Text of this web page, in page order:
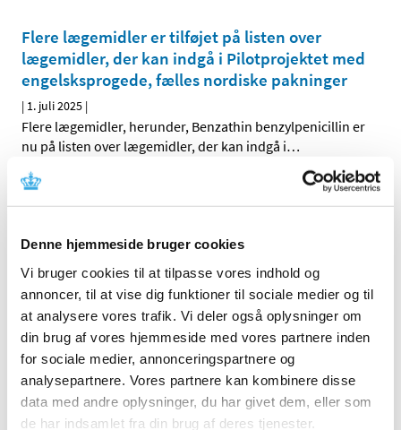
Denne hjemmeside bruger cookies
Vi bruger cookies til at tilpasse vores indhold og
annoncer, til at vise dig funktioner til sociale medier og til
at analysere vores trafik. Vi deler også oplysninger om
din brug af vores hjemmeside med vores partnere inden
for sociale medier, annonceringspartnere og
analysepartnere. Vores partnere kan kombinere disse
data med andre oplysninger, du har givet dem, eller som
de har indsamlet fra din brug af deres tjenester.
Flere lægemidler er tilføjet på listen over
lægemidler, der kan indgå i Pilotprojektet med
engelsksprogede, fælles nordiske pakninger
| 1. juli 2025 |
Flere lægemidler, herunder, Benzathin benzylpenicillin er
nu på listen over lægemidler, der kan indgå i…
Indenrigs- og sundhedsministeren har delvist
til og med den 31. december 2025
Lægemiddelstyrelsen har indstillet, at indenrigs- og
sundhedsministeren forlænger den delvise aktivering …
Ansøgninger om ekstraordinært tilskud til
apotekere
|1. juli 2025 |
Lægemiddelstyrelsen indkalder hermed ansøgninger til